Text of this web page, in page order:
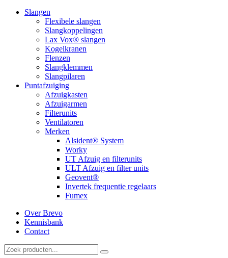
Slangen
Flexibele slangen
Slangkoppelingen
Lax Vox® slangen
Kogelkranen
Flenzen
Slangklemmen
Slangpilaren
Puntafzuiging
Afzuigkasten
Afzuigarmen
Filterunits
Ventilatoren
Merken
Alsident® System
Worky
UT Afzuig en filterunits
ULT Afzuig en filter units
Geovent®
Invertek frequentie regelaars
Fumex
Over Brevo
Kennisbank
Contact